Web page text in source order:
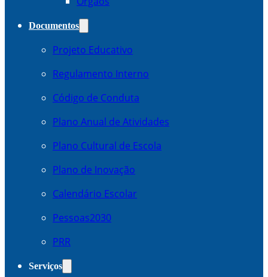
Documentos
Projeto Educativo
Regulamento Interno
Código de Conduta
Plano Anual de Atividades
Plano Cultural de Escola
Plano de Inovação
Calendário Escolar
Pessoas2030
PRR
Serviços